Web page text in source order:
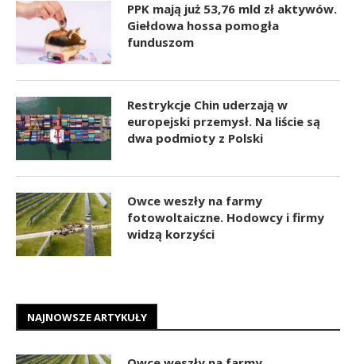
PPK mają już 53,76 mld zł aktywów.
Giełdowa hossa pomogła
funduszom
Restrykcje Chin uderzają w
europejski przemysł. Na liście są
dwa podmioty z Polski
Owce weszły na farmy
fotowoltaiczne. Hodowcy i firmy
widzą korzyści
NAJNOWSZE ARTYKUŁY